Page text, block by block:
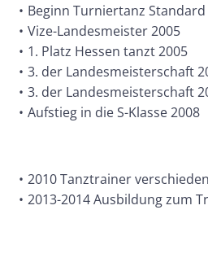
Beginn Turniertanz Standard
Vize-Landesmeister 2005
1. Platz Hessen tanzt 2005
3. der Landesmeisterschaft
3. der Landesmeisterschaft
Aufstieg in die S-Klasse 2008
2010 Tanztrainer
2013-2014 Ausbildung zum